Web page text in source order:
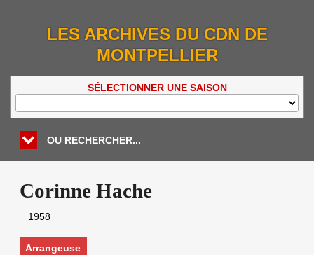
LES ARCHIVES DU CDN DE
MONTPELLIER
SÉLECTIONNER UNE SAISON
OU RECHERCHER...
Corinne Hache
1958
Arrangeuse